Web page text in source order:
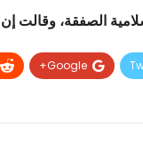
الصفقة، وقالت
Google+